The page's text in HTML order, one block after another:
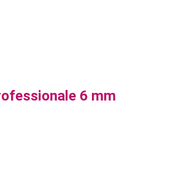
6 mm